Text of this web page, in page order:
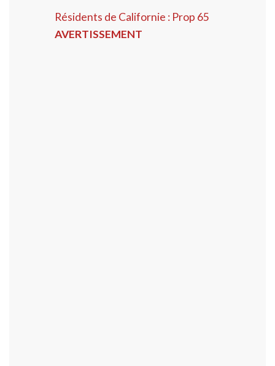
Résidents de Californie : Prop 65
AVERTISSEMENT